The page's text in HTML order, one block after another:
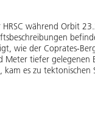
während Orbit
wie der Coprates-
tiefer gelegenen
es zu